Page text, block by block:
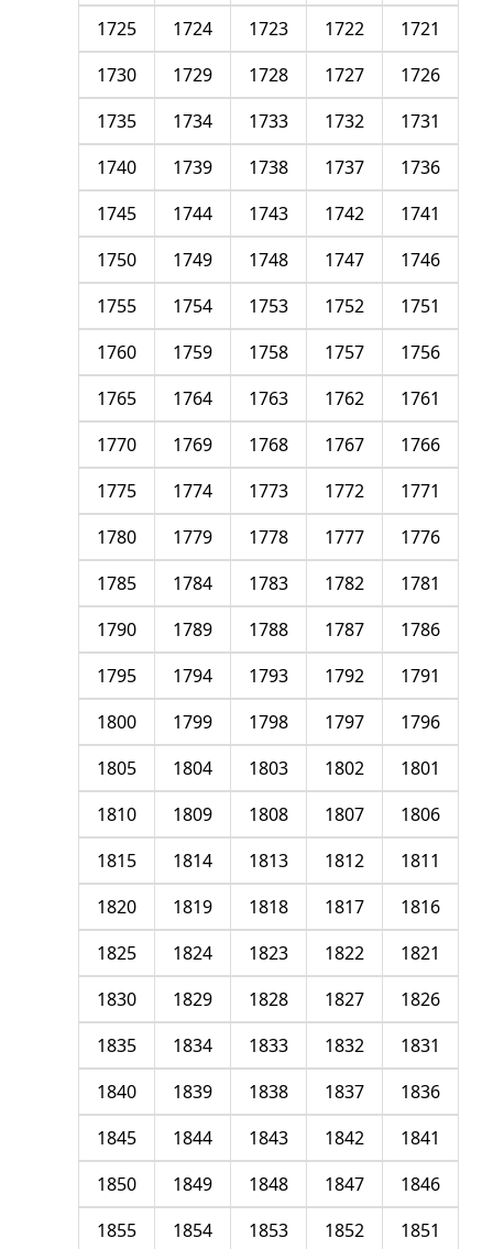
1721
1722
1723
1724
1725
1726
1727
1728
1729
1730
1731
1732
1733
1734
1735
1736
1737
1738
1739
1740
1741
1742
1743
1744
1745
1746
1747
1748
1749
1750
1751
1752
1753
1754
1755
1756
1757
1758
1759
1760
1761
1762
1763
1764
1765
1766
1767
1768
1769
1770
1771
1772
1773
1774
1775
1776
1777
1778
1779
1780
1781
1782
1783
1784
1785
1786
1787
1788
1789
1790
1791
1792
1793
1794
1795
1796
1797
1798
1799
1800
1801
1802
1803
1804
1805
1806
1807
1808
1809
1810
1811
1812
1813
1814
1815
1816
1817
1818
1819
1820
1821
1822
1823
1824
1825
1826
1827
1828
1829
1830
1831
1832
1833
1834
1835
1836
1837
1838
1839
1840
1841
1842
1843
1844
1845
1846
1847
1848
1849
1850
1851
1852
1853
1854
1855